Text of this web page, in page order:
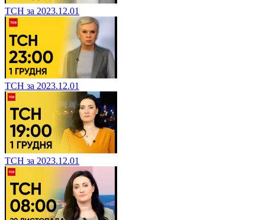
ТСН за 2023.12.01
ТСН за 2023.12.01
ТСН за 2023.12.01